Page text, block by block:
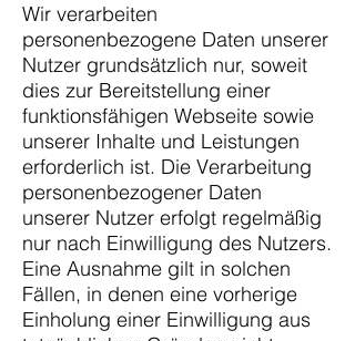
Wir verarbeiten
personenbezogene Daten unserer
Nutzer grundsätzlich nur, soweit
dies zur Bereitstellung einer
funktionsfähigen Webseite sowie
unserer Inhalte und Leistungen
erforderlich ist. Die Verarbeitung
personenbezogener Daten
unserer Nutzer erfolgt regelmäßig
nur nach Einwilligung des Nutzers.
Eine Ausnahme gilt in solchen
Fällen, in denen eine vorherige
Einholung einer Einwilligung aus